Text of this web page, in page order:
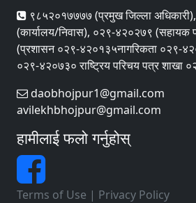
९८५२०१७७७७ (प्रमुख जिल्ला
(कार्यालय/निवास), ०२९-४२०२७९ (सहायक
(प्रशासन ०२९-४२०१३५नागरिकता ०२९-
०२९-४२०७३० राष्ट्रिय परिचय पत्र शाखा
daobhojpur1@gmail.com
avilekhbhojpur@gmail.com
हामीलाई फलो गर्नुहोस्
Terms of Use | Privacy Policy